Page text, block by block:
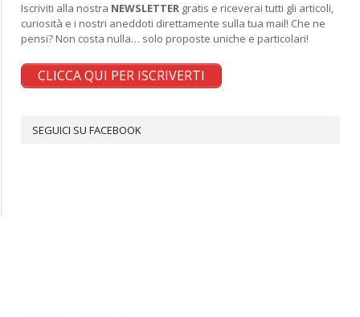
Iscriviti alla nostra NEWSLETTER gratis e riceverai tutti gli articoli,
curiosità e i nostri aneddoti direttamente sulla tua mail! Che ne
pensi? Non costa nulla… solo proposte uniche e particolari!
CLICCA QUI PER ISCRIVERTI
SEGUICI SU FACEBOOK